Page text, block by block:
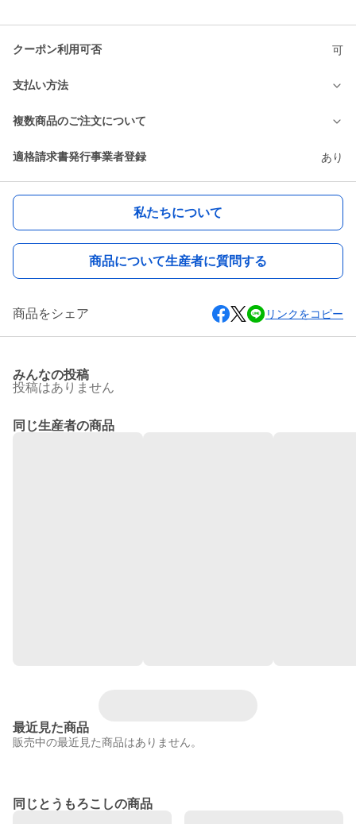
クーポン利用可否 可
支払い方法
複数商品のご注文について
適格請求書発行事業者登録 あり
私たちについて
商品について生産者に質問する
商品をシェア リンクをコピー
みんなの投稿
投稿はありません
同じ生産者の商品
最近見た商品
販売中の最近見た商品はありません。
同じとうもろこしの商品